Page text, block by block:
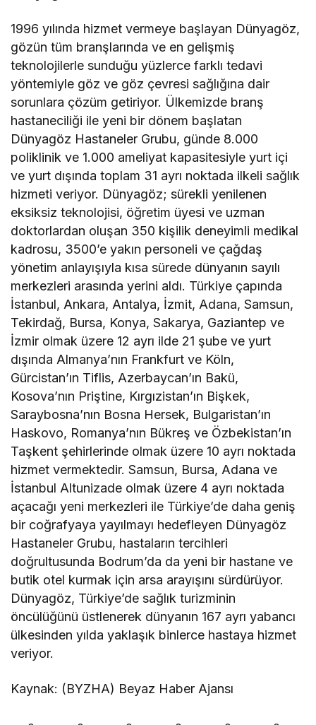
1996 yılında hizmet vermeye başlayan Dünyagöz,
gözün tüm branşlarında ve en gelişmiş
teknolojilerle sunduğu yüzlerce farklı tedavi
yöntemiyle göz ve göz çevresi sağlığına dair
sorunlara çözüm getiriyor. Ülkemizde branş
hastaneciliği ile yeni bir dönem başlatan
Dünyagöz Hastaneler Grubu, günde 8.000
poliklinik ve 1.000 ameliyat kapasitesiyle yurt içi
ve yurt dışında toplam 31 ayrı noktada ilkeli sağlık
hizmeti veriyor. Dünyagöz; sürekli yenilenen
eksiksiz teknolojisi, öğretim üyesi ve uzman
doktorlardan oluşan 350 kişilik deneyimli medikal
kadrosu, 3500’e yakın personeli ve çağdaş
yönetim anlayışıyla kısa sürede dünyanın sayılı
merkezleri arasında yerini aldı. Türkiye çapında
İstanbul, Ankara, Antalya, İzmit, Adana, Samsun,
Tekirdağ, Bursa, Konya, Sakarya, Gaziantep ve
İzmir olmak üzere 12 ayrı ilde 21 şube ve yurt
dışında Almanya’nın Frankfurt ve Köln,
Gürcistan’ın Tiflis, Azerbaycan’ın Bakü,
Kosova’nın Priştine, Kırgızistan’ın Bişkek,
Saraybosna’nın Bosna Hersek, Bulgaristan’ın
Haskovo, Romanya’nın Bükreş ve Özbekistan’ın
Taşkent şehirlerinde olmak üzere 10 ayrı noktada
hizmet vermektedir. Samsun, Bursa, Adana ve
İstanbul Altunizade olmak üzere 4 ayrı noktada
açacağı yeni merkezleri ile Türkiye’de daha geniş
bir coğrafyaya yayılmayı hedefleyen Dünyagöz
Hastaneler Grubu, hastaların tercihleri
doğrultusunda Bodrum’da da yeni bir hastane ve
butik otel kurmak için arsa arayışını sürdürüyor.
Dünyagöz, Türkiye’de sağlık turizminin
öncülüğünü üstlenerek dünyanın 167 ayrı yabancı
ülkesinden yılda yaklaşık binlerce hastaya hizmet
veriyor.
Kaynak: (BYZHA) Beyaz Haber Ajansı